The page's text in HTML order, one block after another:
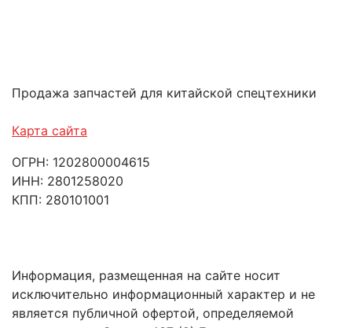
Продажа запчастей для китайской спецтехники
Карта сайта
ОГРН: 1202800004615
ИНН: 2801258020
КПП: 280101001
Информация, размещенная на сайте носит
исключительно информационный характер и не
является публичной офертой, определяемой